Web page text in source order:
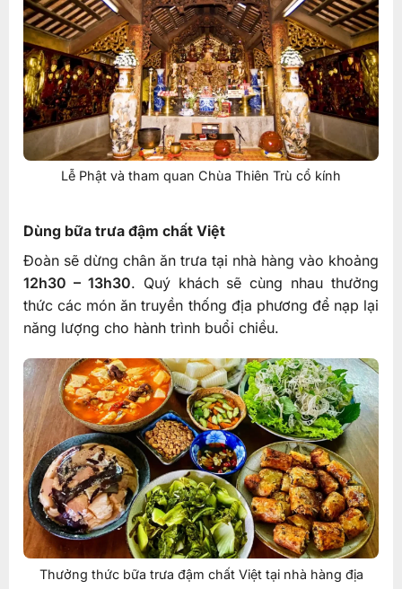
Lễ Phật và tham quan Chùa Thiên Trù cổ kính
Dùng bữa trưa đậm chất Việt
Đoàn sẽ dừng chân ăn trưa tại nhà hàng vào khoảng
12h30 – 13h30. Quý khách sẽ cùng nhau thưởng
thức các món ăn truyền thống địa phương để nạp lại
năng lượng cho hành trình buổi chiều.
Thưởng thức bữa trưa đậm chất Việt tại nhà hàng địa